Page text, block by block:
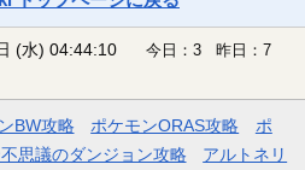
(水) 04:44:10
今日：3 昨日：7
BW攻略 ポケモンORAS攻略
ポ
思議のダンジョン攻略
アルトネリ